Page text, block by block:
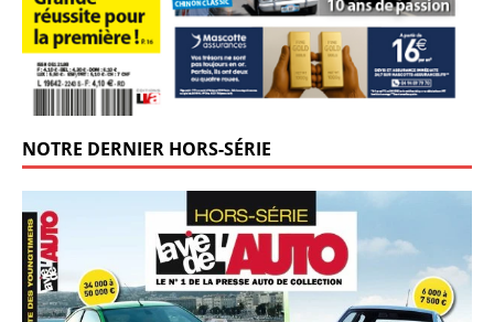
NOTRE DERNIER HORS-SÉRIE